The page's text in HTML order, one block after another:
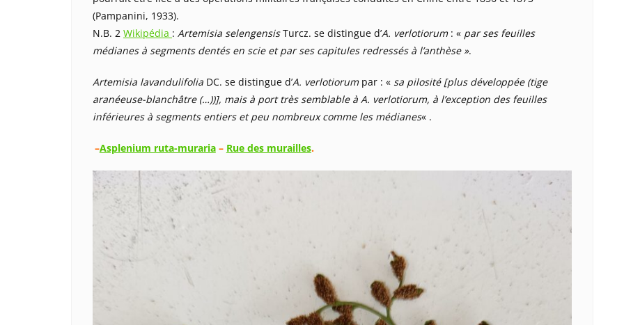
(Pampanini, 1933).
N.B. 2 Wikipédia : Artemisia selengensisTurcz. se distingue d’A. verlotiorum: « par ses feuilles
médianes à segments dentés en scie et par ses capitules redressés à l’anthèse ».
Artemisia lavandulifolia DC. se distingue d’A. verlotiorumpar : « sa pilosité [plus développée (tige
aranéeuse-blanchâtre (…))], mais à port très semblable à A. verlotiorum, à l’exception des feuilles
inférieures à segments entiers et peu nombreux comme les médianes« .
–Asplenium ruta-muraria– Rue des murailles.